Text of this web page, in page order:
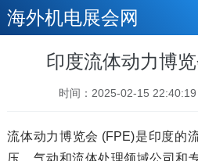
海外机电展会网
印度流体动力博
时间：2025-02-15 22:40:19
流体动力博览会 (FPE)是印度的
压、气动和流体处理领域公司和